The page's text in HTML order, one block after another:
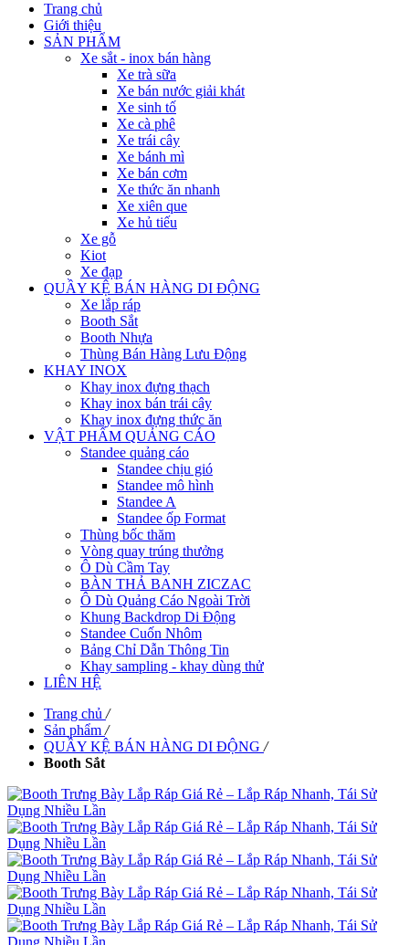
Trang chủ
Giới thiệu
SẢN PHẨM
Xe sắt - inox bán hàng
Xe trà sữa
Xe bán nước giải khát
Xe sinh tố
Xe cà phê
Xe trái cây
Xe bánh mì
Xe bán cơm
Xe thức ăn nhanh
Xe xiên que
Xe hủ tiếu
Xe gỗ
Kiot
Xe đạp
QUẦY KỆ BÁN HÀNG DI ĐỘNG
Xe lắp ráp
Booth Sắt
Booth Nhựa
Thùng Bán Hàng Lưu Động
KHAY INOX
Khay inox đựng thạch
Khay inox bán trái cây
Khay inox đựng thức ăn
VẬT PHẨM QUẢNG CÁO
Standee quảng cáo
Standee chịu gió
Standee mô hình
Standee A
Standee ốp Format
Thùng bốc thăm
Vòng quay trúng thưởng
Ô Dù Cầm Tay
BÀN THẢ BANH ZICZAC
Ô Dù Quảng Cáo Ngoài Trời
Khung Backdrop Di Động
Standee Cuốn Nhôm
Bảng Chỉ Dẫn Thông Tin
Khay sampling - khay dùng thử
LIÊN HỆ
Trang chủ /
Sản phẩm /
QUẦY KỆ BÁN HÀNG DI ĐỘNG /
Booth Sắt